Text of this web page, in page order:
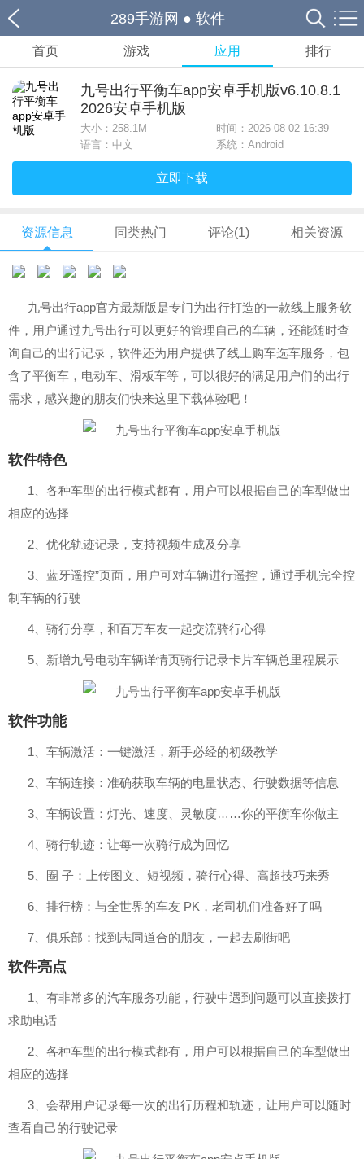
289手游网 ● 软件
首页 游戏 应用 排行
九号出行平衡车app安卓手机版v6.10.8.1
2026安卓手机版
大小： 258.1M
时间：2026-08-02 16:39
语言：中文
系统：Android
立即下载
资源信息 同类热门 评论(1) 相关资源
九号出行app官方最新版是专门为出行打造的一款线上服务软
件，用户通过九号出行可以更好的管理自己的车辆，还能随时查
询自己的出行记录，软件还为用户提供了线上购车选车服务，包
含了平衡车，电动车、滑板车等，可以很好的满足用户们的出行
需求，感兴趣的朋友们快来这里下载体验吧！
软件特色
1、各种车型的出行模式都有，用户可以根据自己的车型做出
相应的选择
2、优化轨迹记录，支持视频生成及分享
3、蓝牙遥控”页面，用户可对车辆进行遥控，通过手机完全控
制车辆的行驶
4、骑行分享，和百万车友一起交流骑行心得
5、新增九号电动车辆详情页骑行记录卡片车辆总里程展示
软件功能
1、车辆激活：一键激活，新手必经的初级教学
2、车辆连接：准确获取车辆的电量状态、行驶数据等信息
3、车辆设置：灯光、速度、灵敏度……你的平衡车你做主
4、骑行轨迹：让每一次骑行成为回忆
5、 圈 子：上传图文、短视频，骑行心得、高超技巧来秀
6、排行榜：与全世界的车友 PK，老司机们准备好了吗
7、俱乐部：找到志同道合的朋友，一起去刷街吧
软件亮点
1、有非常多的汽车服务功能，行驶中遇到问题可以直接拨打
求助电话
2、各种车型的出行模式都有，用户可以根据自己的车型做出
相应的选择
3、会帮用户记录每一次的出行历程和轨迹，让用户可以随时
查看自己的行驶记录